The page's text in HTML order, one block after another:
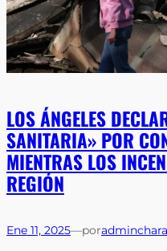
LOS ÁNGELES
SANITARIA» POR
MIENTRAS LOS
REGIÓN
Ene 11, 2025—por